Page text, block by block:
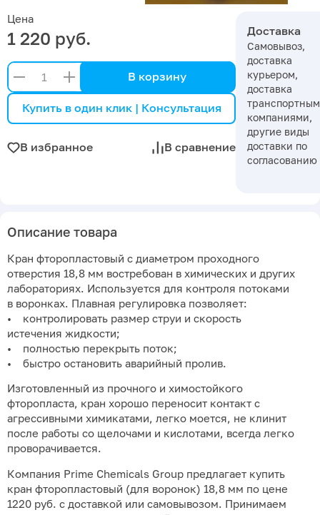
Цена
1 220 руб.
В корзину
Купить в один клик | Консультация
В избранное В сравнение
Доставка
Самовывоз,
доставка
курьером,
доставка
компаниями,
другие виды
доставки по
согласованию
Описание товара
Кран фторопластовый с диаметром проходного
отверстия 18,8 мм востребован в химических и других
лабораториях. Используется для контроля потоками
в воронках. Плавная регулировка позволяет:
• контролировать размер струи и скорость
истечения жидкости;
• полностью перекрыть поток;
• быстро остановить аварийный пролив.
Изготовленный из прочного и химостойкого
фторопласта, кран хорошо переносит контакт с
агрессивными химикатами, легко моется, не клинит
после работы со щелочами и кислотами, всегда легко
проворачивается.
Компания Prime Chemicals Group предлагает купить
кран фторопластовый (для воронок) 18,8 мм по цене
1220 руб. с доставкой или самовывозом. Принимаем